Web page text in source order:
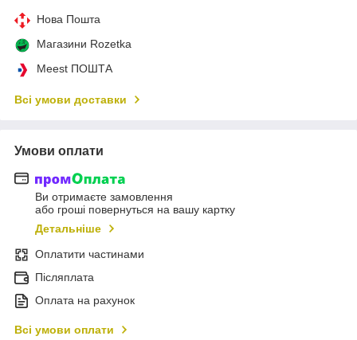
Нова Пошта
Магазини Rozetka
Meest ПОШТА
Всі умови доставки
Умови оплати
Ви отримаєте замовлення
або гроші повернуться на вашу картку
Детальніше
Оплатити частинами
Післяплата
Оплата на рахунок
Всі умови оплати